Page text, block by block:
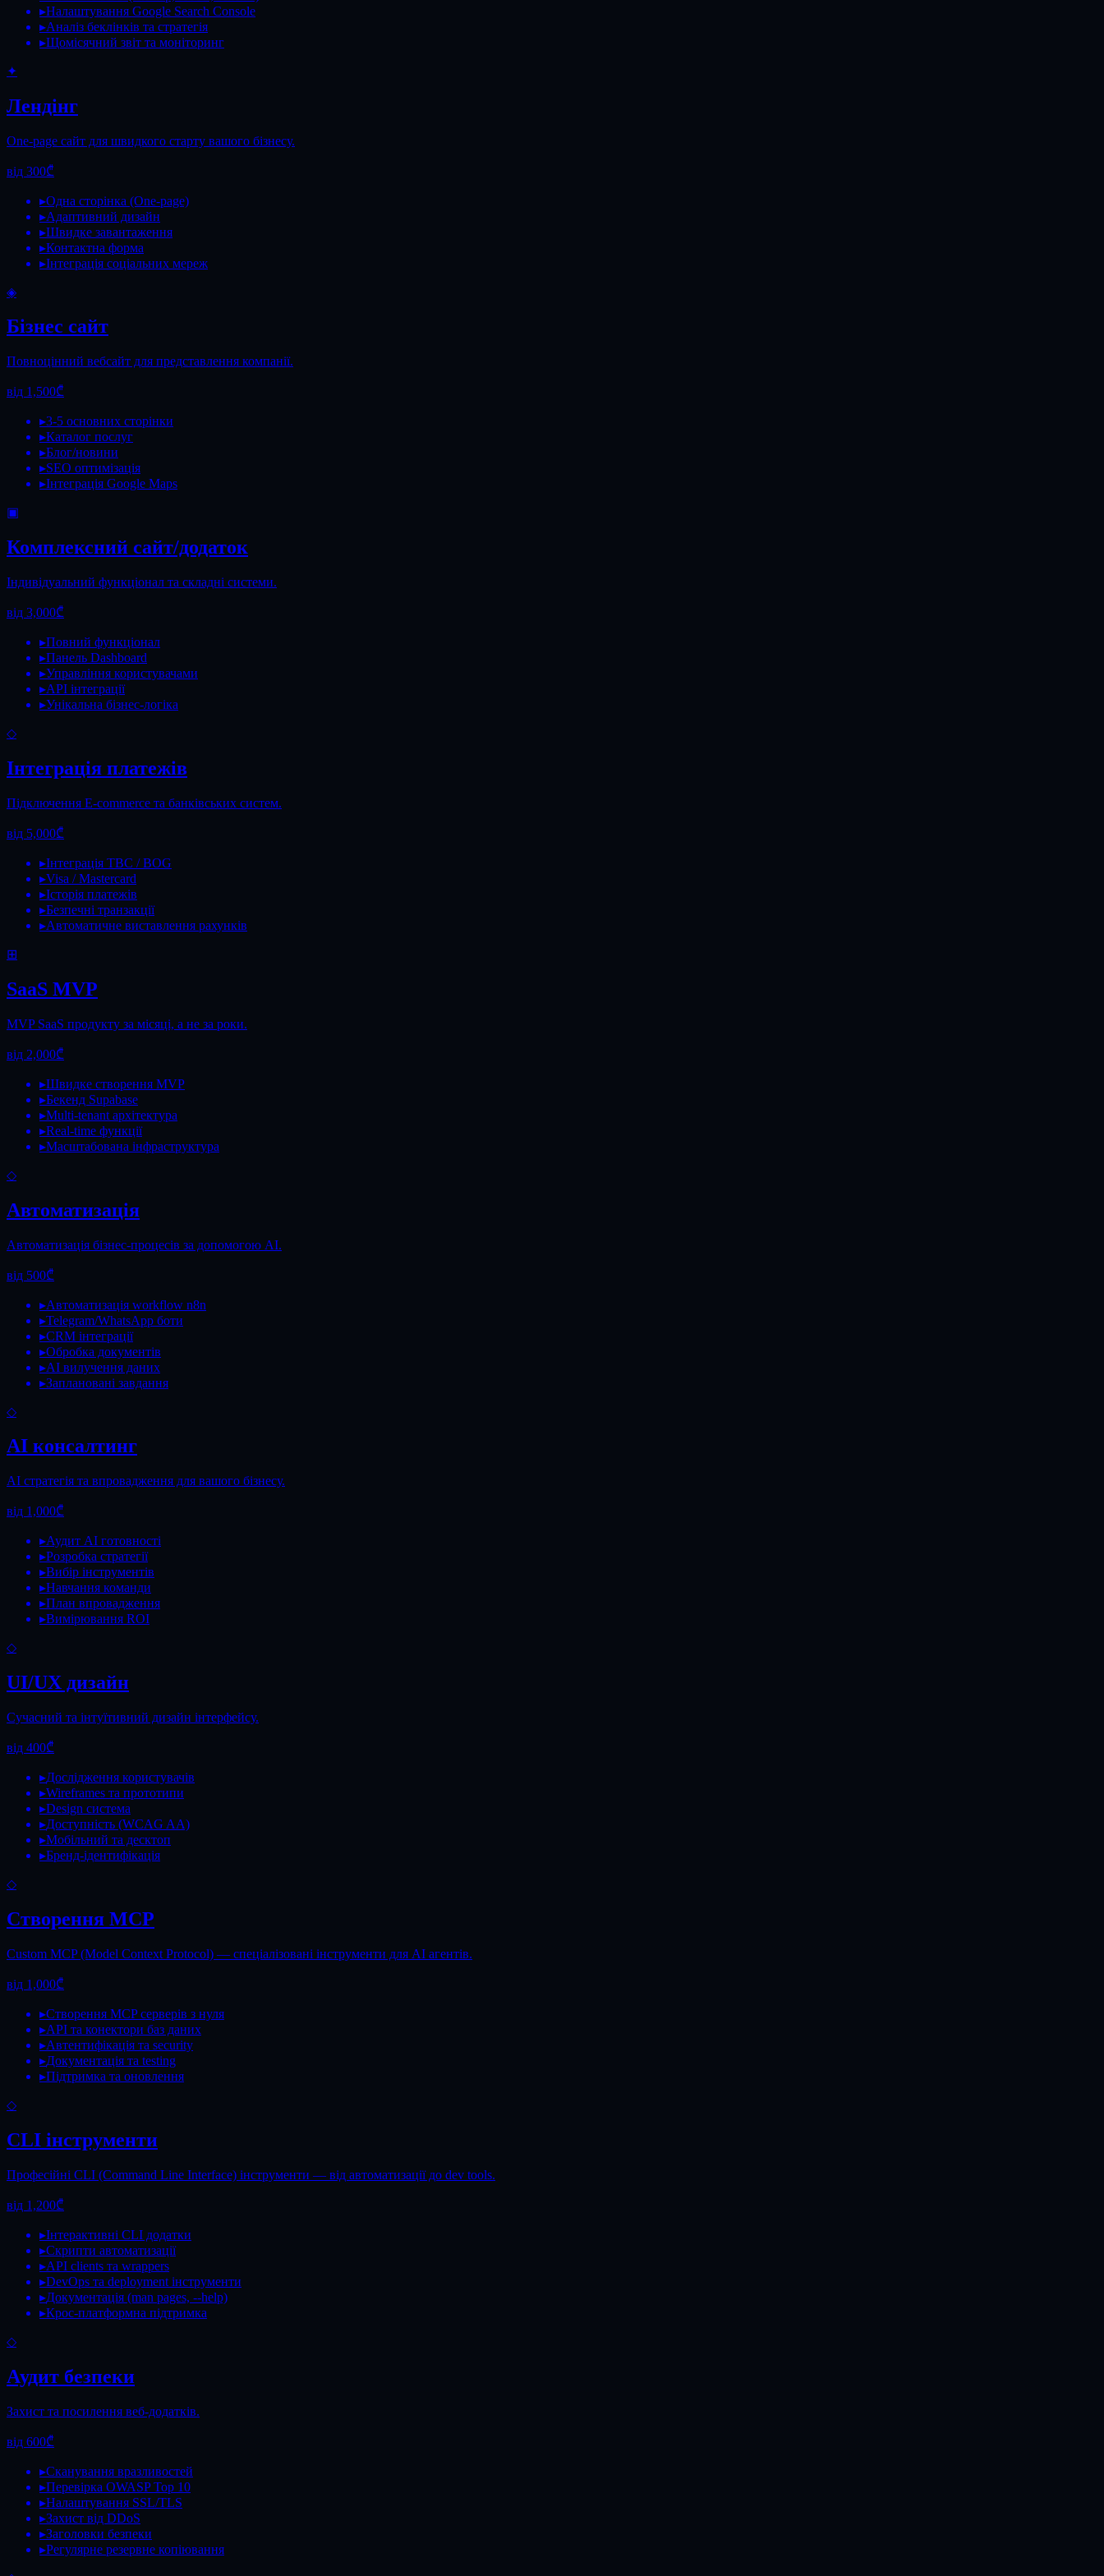
▸Налаштування Google Search Console
▸Аналіз беклінків та стратегія
▸Щомісячний звіт та моніторинг
✦
Лендінг
One-page сайт для швидкого старту вашого бізнесу.
від 300₾
▸Одна сторінка (One-page)
▸Адаптивний дизайн
▸Швидке завантаження
▸Контактна форма
▸Інтеграція соціальних мереж
◈
Бізнес сайт
Повноцінний вебсайт для представлення компанії.
від 1,500₾
▸3-5 основних сторінки
▸Каталог послуг
▸Блог/новини
▸SEO оптимізація
▸Інтеграція Google Maps
▣
Комплексний сайт/додаток
Індивідуальний функціонал та складні системи.
від 3,000₾
▸Повний функціонал
▸Панель Dashboard
▸Управління користувачами
▸API інтеграції
▸Унікальна бізнес-логіка
◇
Інтеграція платежів
Підключення E-commerce та банківських систем.
від 5,000₾
▸Інтеграція TBC / BOG
▸Visa / Mastercard
▸Історія платежів
▸Безпечні транзакції
▸Автоматичне виставлення рахунків
⊞
SaaS MVP
MVP SaaS продукту за місяці, а не за роки.
від 2,000₾
▸Швидке створення MVP
▸Бекенд Supabase
▸Multi-tenant архітектура
▸Real-time функції
▸Масштабована інфраструктура
◇
Автоматизація
Автоматизація бізнес-процесів за допомогою AI.
від 500₾
▸Автоматизація workflow n8n
▸Telegram/WhatsApp боти
▸CRM інтеграції
▸Обробка документів
▸AI вилучення даних
▸Заплановані завдання
◇
AI консалтинг
AI стратегія та впровадження для вашого бізнесу.
від 1,000₾
▸Аудит AI готовності
▸Розробка стратегії
▸Вибір інструментів
▸Навчання команди
▸План впровадження
▸Вимірювання ROI
◇
UI/UX дизайн
Сучасний та інтуїтивний дизайн інтерфейсу.
від 400₾
▸Дослідження користувачів
▸Wireframes та прототипи
▸Design система
▸Доступність (WCAG AA)
▸Мобільний та десктоп
▸Бренд-ідентифікація
◇
Створення MCP
Custom MCP (Model Context Protocol) — спеціалізовані інструменти для AI агентів.
від 1,000₾
▸Створення MCP серверів з нуля
▸API та конектори баз даних
▸Автентифікація та security
▸Документація та testing
▸Підтримка та оновлення
◇
CLI інструменти
Професійні CLI (Command Line Interface) інструменти — від автоматизації до dev tools.
від 1,200₾
▸Інтерактивні CLI додатки
▸Скрипти автоматизації
▸API clients та wrappers
▸DevOps та deployment інструменти
▸Документація (man pages, --help)
▸Крос-платформна підтримка
◇
Аудит безпеки
Захист та посилення веб-додатків.
від 600₾
▸Сканування вразливостей
▸Перевірка OWASP Top 10
▸Налаштування SSL/TLS
▸Захист від DDoS
▸Заголовки безпеки
▸Регулярне резервне копіювання